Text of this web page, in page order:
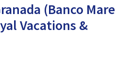
(Banco Mare
Vacations &